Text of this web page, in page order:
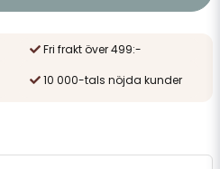
Fri frakt över 499:-
10 000-tals nöjda kunder